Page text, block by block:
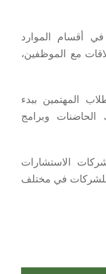
أقسام الموارد
مع الموظفين،
المهتمين ببدء
وبرامج
الاستشارات
للشركات في مختلف